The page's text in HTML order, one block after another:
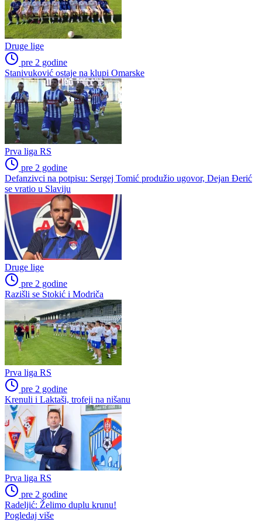
Druge lige
pre 2 godine
Stanivuković ostaje na klupi Omarske
Prva liga RS
pre 2 godine
Defanzivci na potpisu: Sergej Tomić produžio ugovor, Dejan Đerić
se vratio u Slaviju
Druge lige
pre 2 godine
Razišli se Stokić i Modriča
Prva liga RS
pre 2 godine
Krenuli i Laktaši, trofeji na nišanu
Prva liga RS
pre 2 godine
Radeljić: Želimo duplu krunu!
Pogledaj više